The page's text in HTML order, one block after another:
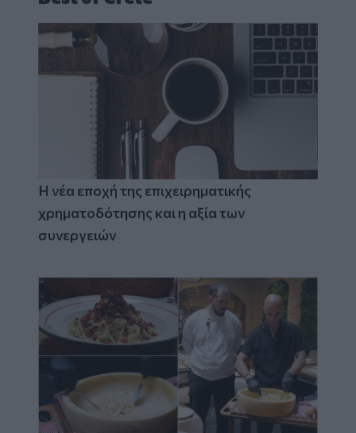
Η νέα εποχή της επιχειρηματικής
χρηματοδότησης και η αξία των
συνεργειών